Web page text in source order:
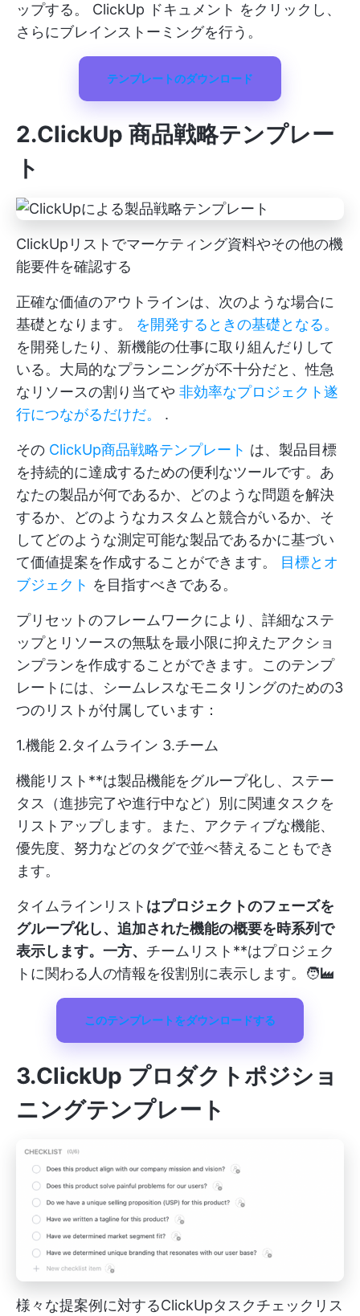
ップする。 ClickUp ドキュメント をクリックし、
さらにブレインストーミングを行う。
テンプレートのダウンロード
2.ClickUp 商品戦略テンプレー
ト
ClickUpリストでマーケティング資料やその他の機
能要件を確認する
正確な価値のアウトラインは、次のような場合に
基礎となります。 を開発するときの基礎となる。
を開発したり、新機能の仕事に取り組んだりして
いる。大局的なプランニングが不十分だと、性急
なリソースの割り当てや 非効率なプロジェクト遂
行につながるだけだ。
.
その ClickUp商品戦略テンプレート は、製品目標
を持続的に達成するための便利なツールです。あ
なたの製品が何であるか、どのような問題を解決
するか、どのようなカスタムと競合がいるか、そ
してどのような測定可能な製品であるかに基づい
て価値提案を作成することができます。 目標とオ
ブジェクト を目指すべきである。
プリセットのフレームワークにより、詳細なステ
ップとリソースの無駄を最小限に抑えたアクショ
ンプランを作成することができます。このテンプ
レートには、シームレスなモニタリングのための3
つのリストが付属しています：
1.機能 2.タイムライン 3.チーム
機能リスト**は製品機能をグループ化し、ステー
タス（進捗完了や進行中など）別に関連タスクを
リストアップします。また、アクティブな機能、
優先度、努力などのタグで並べ替えることもでき
ます。
タイムラインリスト はプロジェクトのフェーズを
グループ化し、追加された機能の概要を時系列で
表示します。一方、 チームリスト**はプロジェク
トに関わる人の情報を役割別に表示します。🧑‍🏭
このテンプレートをダウンロードする
3.ClickUp プロダクトポジショ
ニングテンプレート
様々な提案例に対するClickUpタスクチェックリス